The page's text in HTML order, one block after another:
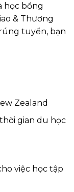
học bổng
& Thương
tuyển, bạn
Zealand
gian du học
việc học tập